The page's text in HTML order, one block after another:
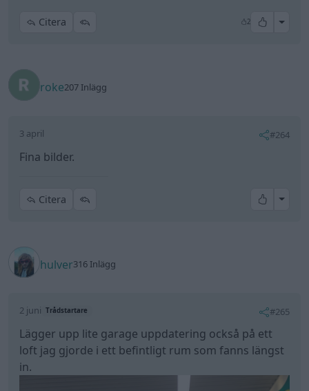
Citera 2 All
roke207 Inlägg
3 april #264
Fina bilder.
Citera All
hulver316 Inlägg
2 juni Trådstartare #265
Lägger upp lite garage uppdatering också på ett
loft jag gjorde i ett befintligt rum som fanns längst
in.